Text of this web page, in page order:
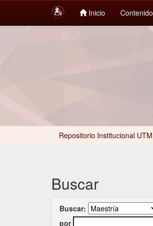
Inicio Contenido
Repositorio Institucional UTM
Buscar
Buscar:
por